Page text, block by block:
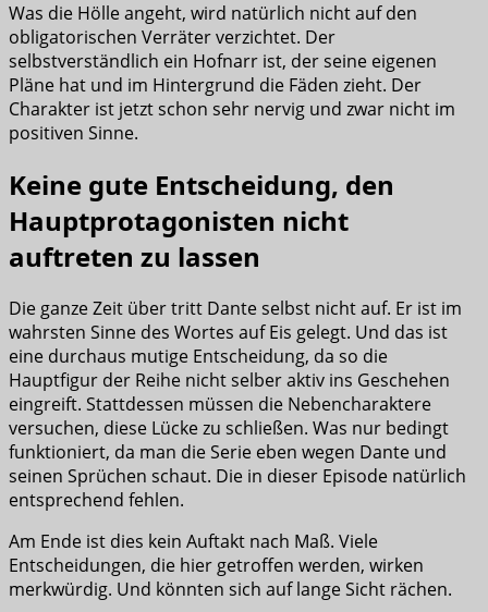
Was die Hölle angeht, wird natürlich nicht auf den
obligatorischen Verräter verzichtet. Der
selbstverständlich ein Hofnarr ist, der seine eigenen
Pläne hat und im Hintergrund die Fäden zieht. Der
Charakter ist jetzt schon sehr nervig und zwar nicht im
positiven Sinne.
Keine gute Entscheidung, den
Hauptprotagonisten nicht
auftreten zu lassen
Die ganze Zeit über tritt Dante selbst nicht auf. Er ist im
wahrsten Sinne des Wortes auf Eis gelegt. Und das ist
eine durchaus mutige Entscheidung, da so die
Hauptfigur der Reihe nicht selber aktiv ins Geschehen
eingreift. Stattdessen müssen die Nebencharaktere
versuchen, diese Lücke zu schließen. Was nur bedingt
funktioniert, da man die Serie eben wegen Dante und
seinen Sprüchen schaut. Die in dieser Episode natürlich
entsprechend fehlen.
Am Ende ist dies kein Auftakt nach Maß. Viele
Entscheidungen, die hier getroffen werden, wirken
merkwürdig. Und könnten sich auf lange Sicht rächen.